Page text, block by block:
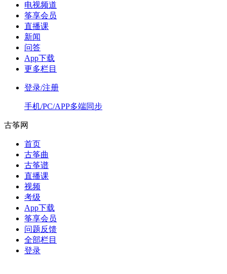
电视频道
筝享会员
直播课
新闻
问答
App下载
更多栏目
登录/注册
手机/PC/APP多端同步
古筝网
首页
古筝曲
古筝谱
直播课
视频
考级
App下载
筝享会员
问题反馈
全部栏目
登录